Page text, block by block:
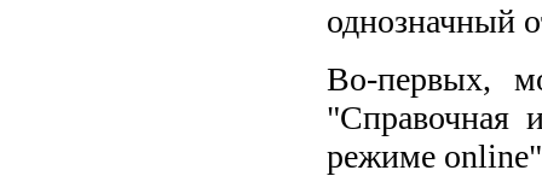
однозначный
Во-первых,
"Справочная
режиме online"